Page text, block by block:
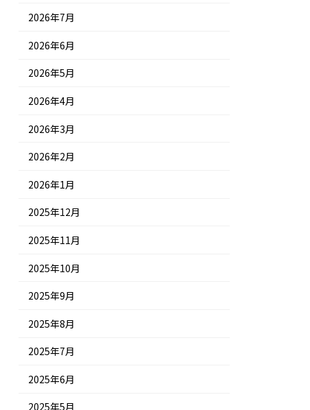
2026年7月
2026年6月
2026年5月
2026年4月
2026年3月
2026年2月
2026年1月
2025年12月
2025年11月
2025年10月
2025年9月
2025年8月
2025年7月
2025年6月
2025年5月